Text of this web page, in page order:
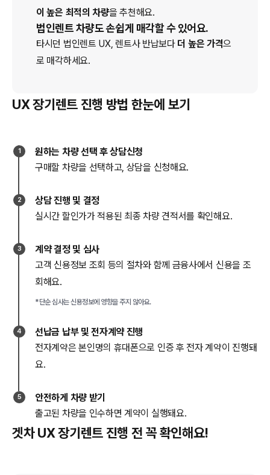
이 높은 최적의 차량을 추천해요.
법인렌트 차량도 손쉽게 매각할 수 있어요.
타시던 법인렌트 UX, 렌트사 반납보다 더 높은 가격으
로 매각하세요.
UX 장기렌트 진행 방법 한눈에 보기
1
원하는 차량 선택 후 상담신청
구매할 차량을 선택하고, 상담을 신청해요.
2
상담 진행 및 결정
실시간 할인가가 적용된 최종 차량 견적서를 확인해요.
3
계약 결정 및 심사
고객 신용정보 조회 등의 절차와 함께 금융사에서 신용을 조
회해요.
*단순 심사는 신용정보에 영향을 주지 않아요.
4
선납금 납부 및 전자계약 진행
전자계약은 본인명의 휴대폰으로 인증 후 전자 계약이 진행돼
요.
5
안전하게 차량 받기
출고된 차량을 인수하면 계약이 실행돼요.
겟차 UX 장기렌트 진행 전 꼭 확인해요!